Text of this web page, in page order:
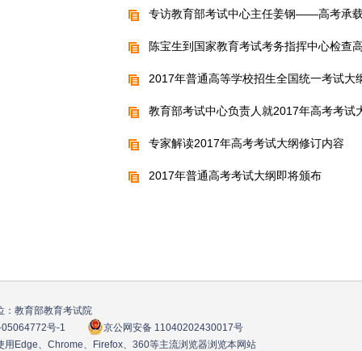
专访教育部考试中心主任姜钢——高考承
陈宝生到国家教育考试考务指挥中心检查
2017年普通高等学校招生全国统一考试大
教育部考试中心负责人就2017年高考考试
专家解读2017年高考考试大纲修订内容
2017年普通高考考试大纲即将颁布
：教育部教育考试院
05064772号-1
京公网安备 11040202430017号
用Edge、Chrome、Firefox、360等主流浏览器浏览本网站